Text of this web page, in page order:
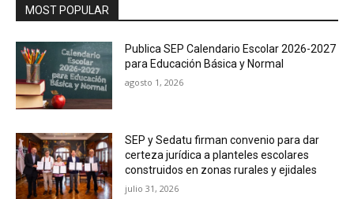
MOST POPULAR
Publica SEP Calendario Escolar 2026-2027
para Educación Básica y Normal
agosto 1, 2026
SEP y Sedatu firman convenio para dar
certeza jurídica a planteles escolares
construidos en zonas rurales y ejidales
julio 31, 2026